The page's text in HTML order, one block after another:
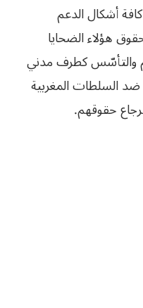
أشكال الدعم
هؤلاء الضحايا
والتأسّس كطرف مدني
السلطات المغربية
حقوقهم.